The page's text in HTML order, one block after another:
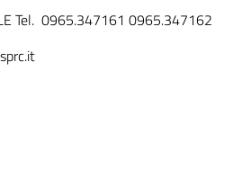
Tel. 0965.347161 0965.347162